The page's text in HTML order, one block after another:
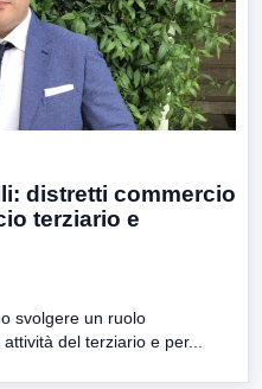
distretti commercio
terziario e
svolgere un ruolo
del terziario e per...